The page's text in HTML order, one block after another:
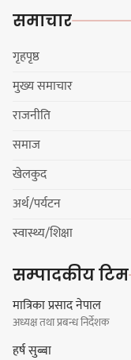
समाचार
गृहपृष्ठ
मुख्य समाचार
राजनीति
समाज
खेलकुद
अर्थ/पर्यटन
स्वास्थ्य/शिक्षा
सम्पादकीय टिम
मात्रिका प्रसाद नेपाल
अध्यक्ष तथा प्रबन्ध निर्देशक
हर्ष सुब्बा